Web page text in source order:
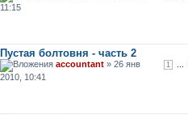
11:15
Пустая болтовня - часть 2
1
accountant » 26 янв
2010, 10:41